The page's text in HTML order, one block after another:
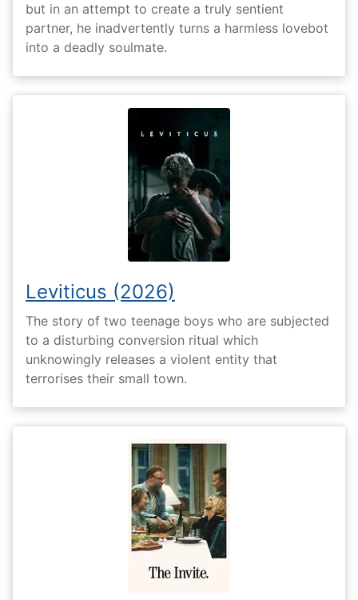
but in an attempt to create a truly sentient
partner, he inadvertently turns a harmless lovebot
into a deadly soulmate.
Leviticus (2026)
The story of two teenage boys who are subjected
to a disturbing conversion ritual which
unknowingly releases a violent entity that
terrorises their small town.